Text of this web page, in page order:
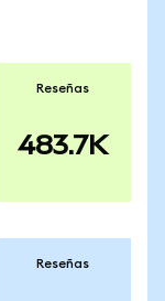
Reseñas
483.7K
Reseñas